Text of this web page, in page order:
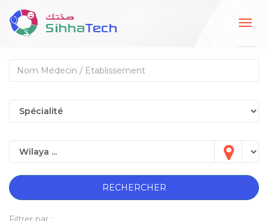
RECHERCHER